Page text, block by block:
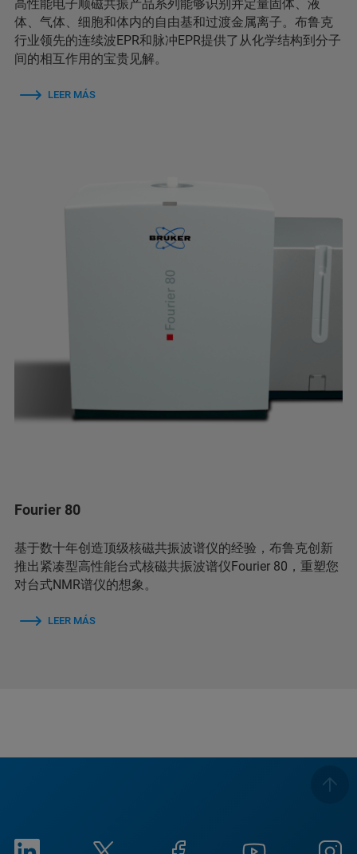
高性能电子顺磁共振产品系列能够识别并定量固体、液
体、气体、细胞和体内的自由基和过渡金属离子。布鲁克
行业领先的连续波EPR和脉冲EPR提供了从化学结构到分子
间的相互作用的宝贵见解。
LEER MÁS
Fourier 80
基于数十年创造顶级核磁共振波谱仪的经验，布鲁克创新
推出紧凑型高性能台式核磁共振波谱仪Fourier 80，重塑您
对台式NMR谱仪的想象。
LEER MÁS